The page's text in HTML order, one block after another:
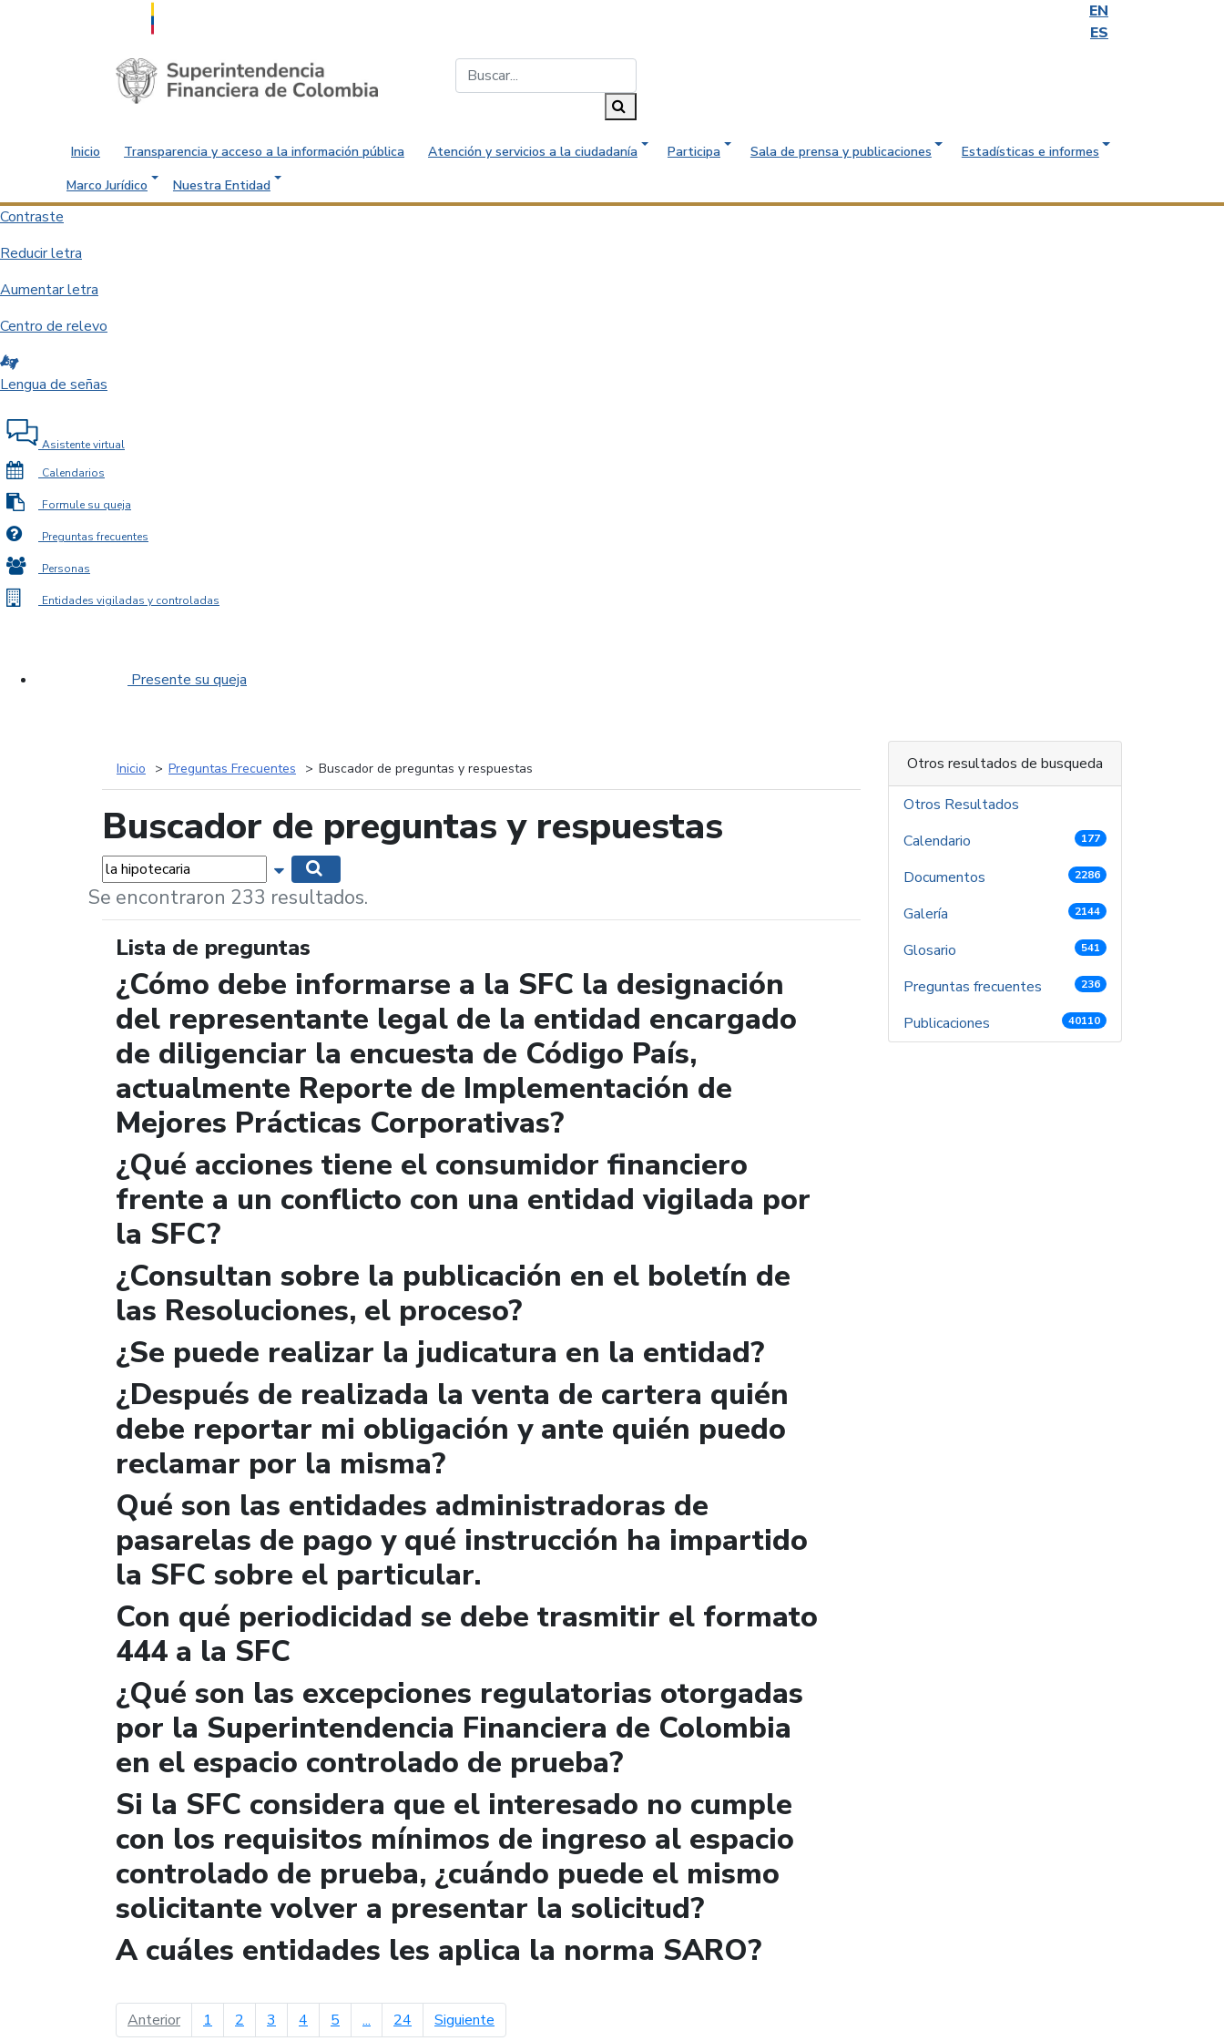
EN
ES
Saltar al contenido principal
Inicio Transparencia y acceso a la información pública Atención y servicios a la ciudadanía Participa Sala de prensa y publicaciones
Estadísticas e informes
Marco Jurídico
Nuestra Entidad
Contraste
Reducir letra
Aumentar letra
Centro de relevo
Lengua de señas
Asistente virtual
Calendarios
Formule su queja
Preguntas frecuentes
Personas
Entidades vigiladas y controladas
Presente su queja
Inicio Preguntas Frecuentes Buscador de preguntas y respuestas
Buscador de preguntas y respuestas
Palabras... Mostrar opciones de búsqueda
Se encontraron 233 resultados.
Lista de preguntas
¿Cómo debe informarse a la SFC la designación
del representante legal de la entidad encargado
de diligenciar la encuesta de Código País,
actualmente Reporte de Implementación de
Mejores Prácticas Corporativas?
¿Qué acciones tiene el consumidor financiero
frente a un conflicto con una entidad vigilada por
la SFC?
¿Consultan sobre la publicación en el boletín de
las Resoluciones, el proceso?
¿Se puede realizar la judicatura en la entidad?
¿Después de realizada la venta de cartera quién
debe reportar mi obligación y ante quién puedo
reclamar por la misma?
Qué son las entidades administradoras de
pasarelas de pago y qué instrucción ha impartido
la SFC sobre el particular.
Con qué periodicidad se debe trasmitir el formato
444 a la SFC
¿Qué son las excepciones regulatorias otorgadas
por la Superintendencia Financiera de Colombia
en el espacio controlado de prueba?
Si la SFC considera que el interesado no cumple
con los requisitos mínimos de ingreso al espacio
controlado de prueba, ¿cuándo puede el mismo
solicitante volver a presentar la solicitud?
A cuáles entidades les aplica la norma SARO?
Anteriorpágina anterior
1 2 3 4 5 ... 24 Siguiente
Otros resultados de busqueda
Otros Resultados
Calendario
177
Documentos 2286
Galería 2144
Glosario 541
Preguntas frecuentes 236
Publicaciones 40110